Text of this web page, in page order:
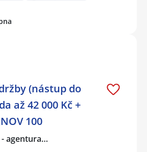
(nástup do
až 42 000 Kč +
100
agentura…